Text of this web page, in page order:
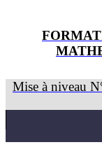
Mise à niveau